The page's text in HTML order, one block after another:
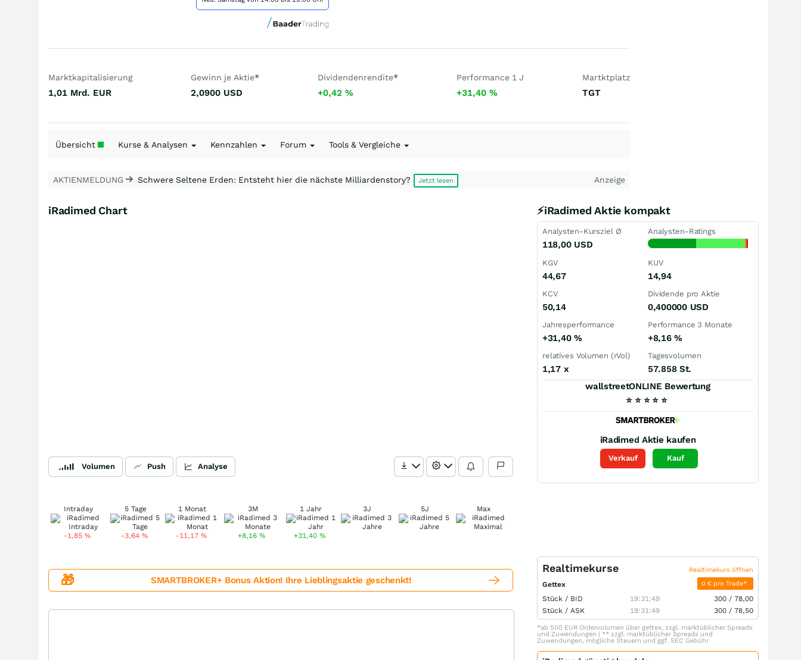
Marktkapitalisierung
1,01 Mrd. EUR
Gewinn je Aktie*
2,0900 USD
Dividendenrendite*
+0,42 %
Performance 1 J
+31,40 %
Martktplatz
TGT
Übersicht Kurse & Analysen Kennzahlen Forum Tools & Vergleiche
AKTIENMELDUNG Schwere Seltene Erden: Entsteht hier die nächste Milliardenstory? Jetzt lesen Anzeige
iRadimed Chart
Volumen Push Analyse
Intraday
-1,85 %
5 Tage
-3,64 %
1 Monat
-11,17 %
3M
+8,16%
1 Jahr
+31,40%
3J 5J Max
⚡iRadimed Aktie kompakt
Analysten-Kursziel Ø
118,00 USD
Analysten-Ratings
KGV
44,67
KUV
14,94
KCV
50,14
Dividende pro Aktie
0,400000 USD
Jahresperformance
+31,40 %
Performance 3 Monate
+8,16%
relatives Volumen (rVol)
1,17 x
Tagesvolumen
57.858 St.
wallstreetONLINE Bewertung
⭐ ⭐ ⭐ ⭐ ⭐
iRadimed Aktie kaufen
Verkauf Kauf
🎁 SMARTBROKER+ Bonus Aktion! Ihre Lieblingsaktie geschenkt!
Realtimekurse Realtimekurs öffnen
Gettex 0 € pro Trade*
Stück / BID 19:31:49 300 / 78,00
Stück / ASK 19:31:49 300 / 78,50
*ab 500 EUR Ordervolumen über gettex, zzgl. marktüblicher Spreads
und Zuwendungen | ** zzgl. marktüblicher Spreads und
Zuwendungen, mögliche Steuern und ggf. SEC Gebühr